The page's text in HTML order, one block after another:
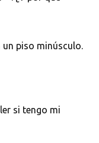
piso minúsculo.
si tengo mi